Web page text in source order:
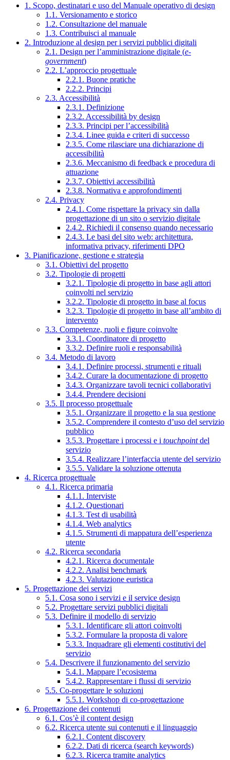
1. Scopo, destinatari e uso del Manuale operativo di design
1.1. Versionamento e storico
1.2. Consultazione del manuale
1.3. Contribuisci al manuale
2. Introduzione al design per i servizi pubblici digitali
2.1. Design per l’amministrazione digitale (e-
government)
2.2. L’approccio progettuale
2.2.1. Buone pratiche
2.2.2. Principi
2.3. Accessibilità
2.3.1. Definizione
2.3.2. Accessibilità by design
2.3.3. Principi per l’accessibilità
2.3.4. Linee guida e criteri di successo
2.3.5. Come rilasciare una dichiarazione di
accessibilità
2.3.6. Meccanismo di feedback e procedura di
attuazione
2.3.7. Obiettivi accessibilità
2.3.8. Normativa e approfondimenti
2.4. Privacy
2.4.1. Come rispettare la privacy sin dalla
progettazione di un sito o servizio digitale
2.4.2. Richiedi il consenso quando necessario
2.4.3. Le basi del sito web: architettura,
informativa privacy, riferimenti DPO
3. Pianificazione, gestione e strategia
3.1. Obiettivi del progetto
3.2. Tipologie di progetti
3.2.1. Tipologie di progetto in base agli attori
coinvolti nel servizio
3.2.2. Tipologie di progetto in base al focus
3.2.3. Tipologie di progetto in base all’ambito di
intervento
3.3. Competenze, ruoli e figure coinvolte
3.3.1. Coordinatore di progetto
3.3.2. Definire ruoli e responsabilità
3.4. Metodo di lavoro
3.4.1. Definire processi, strumenti e rituali
3.4.2. Curare la documentazione di progetto
3.4.3. Organizzare tavoli tecnici collaborativi
3.4.4. Prendere decisioni
3.5. Il processo progettuale
3.5.1. Organizzare il progetto e la sua gestione
3.5.2. Comprendere il contesto d’uso del servizio
pubblico
3.5.3. Progettare i processi e i touchpointdel
servizio
3.5.4. Realizzare l’interfaccia utente del servizio
3.5.5. Validare la soluzione ottenuta
4. Ricerca progettuale
4.1. Ricerca primaria
4.1.1. Interviste
4.1.2. Questionari
4.1.3. Test di usabilità
4.1.4. Web analytics
4.1.5. Strumenti di mappatura dell’esperienza
utente
4.2. Ricerca secondaria
4.2.1. Ricerca documentale
4.2.2. Analisi benchmark
4.2.3. Valutazione euristica
5. Progettazione dei servizi
5.1. Cosa sono i servizi e il service design
5.2. Progettare servizi pubblici digitali
5.3. Definire il modello di servizio
5.3.1. Identificare gli attori coinvolti
5.3.2. Formulare la proposta di valore
5.3.3. Inquadrare gli elementi costitutivi del
servizio
5.4. Descrivere il funzionamento del servizio
5.4.1. Mappare l’ecosistema
5.4.2. Rappresentare i flussi di servizio
5.5. Co-progettare le soluzioni
5.5.1. Workshop di co-progettazione
6. Progettazione dei contenuti
6.1. Cos’è il content design
6.2. Ricerca utente sui contenuti e il linguaggio
6.2.1. Content discovery
6.2.2. Dati di ricerca (search keywords)
6.2.3. Ricerca tramite analytics